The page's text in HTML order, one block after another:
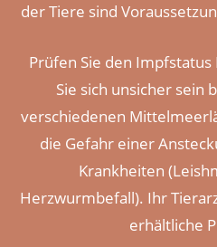
der Tiere sind
Prüfen Sie den
Sie sich unsicher sein
verschiedenen
die Gefahr einer
Krankheiten
Herzwurmbefall). Ihr
erhältliche